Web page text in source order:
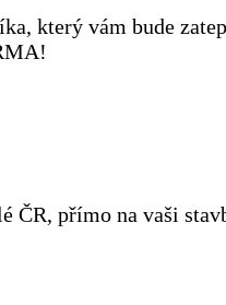
který vám bude
ČR, přímo na vaši